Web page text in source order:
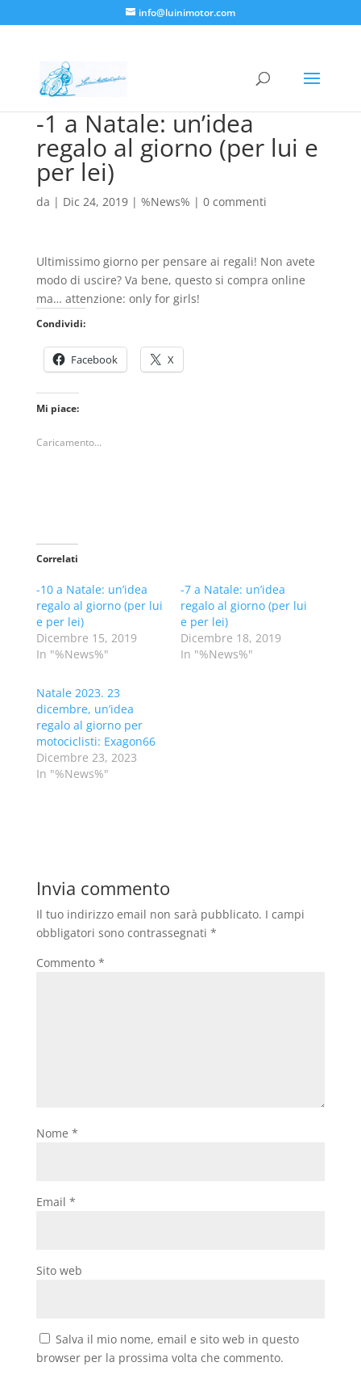
info@luinimotor.com
-1 a Natale: un’idea
regalo al giorno (per lui e
per lei)
da | Dic 24, 2019| %News% | 0 commenti
Ultimissimo giorno per pensare ai regali! Non avete
modo di uscire? Va bene, questo si compra online
ma… attenzione: only for girls!
Condividi:
Facebook X
Mi piace:
Caricamento...
Correlati
-10 a Natale: un’idea
regalo al giorno (per lui
e per lei)
Dicembre 15, 2019
In "%News%"
-7 a Natale: un’idea
regalo al giorno (per lui
e per lei)
Dicembre 18, 2019
In "%News%"
Natale 2023. 23
dicembre, un’idea
regalo al giorno per
motociclisti: Exagon66
Dicembre 23, 2023
In "%News%"
Invia commento
Il tuo indirizzo email non sarà pubblicato. I campi
obbligatori sono contrassegnati *
Commento *
Nome *
Email *
Sito web
Salva il mio nome, email e sito web in questo
browser per la prossima volta che commento.